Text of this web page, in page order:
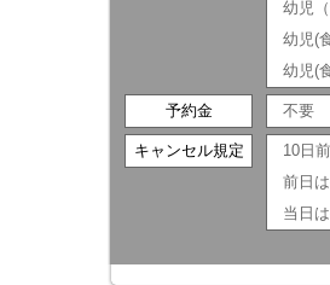
幼児
幼児(
幼児(
予約金 不要
キャンセル規定
10日
前日
当日